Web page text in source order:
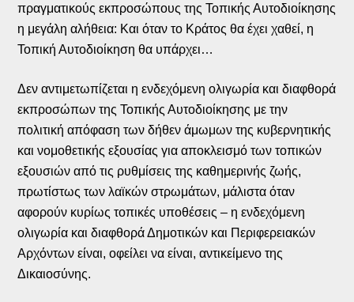
πραγματικούς εκπροσώπους της Τοπικής Αυτοδιοίκησης
η μεγάλη αλήθεια: Και όταν το Κράτος θα έχει χαθεί, η
Τοπική Αυτοδιοίκηση θα υπάρχει…
Δεν αντιμετωπίζεται η ενδεχόμενη ολιγωρία και διαφθορά
εκπροσώπων της Τοπικής Αυτοδιοίκησης με την
πολιτική απόφαση των δήθεν άμωμων της κυβερνητικής
και νομοθετικής εξουσίας για αποκλεισμό των τοπικών
εξουσιών από τις ρυθμίσεις της καθημερινής ζωής,
πρωτίστως των λαϊκών στρωμάτων, μάλιστα όταν
αφορούν κυρίως τοπικές υποθέσεις – η ενδεχόμενη
ολιγωρία και διαφθορά Δημοτικών και Περιφερειακών
Αρχόντων είναι, οφείλει να είναι, αντικείμενο της
Δικαιοσύνης.